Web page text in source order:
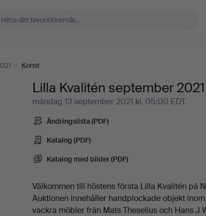
/ Konst
Lilla Kvalitén september 2021
måndag 13 september 2021 kl. 05:00 EDT
Ändringslista (PDF)
Katalog (PDF)
Katalog med bilder (PDF)
Välkommen till höstens första Lilla Kvalitén på
Auktionen innehåller handplockade objekt
vackra möbler från Mats Theselius och Hans J